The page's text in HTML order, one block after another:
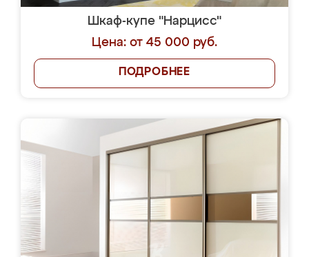
Шкаф-купе "Нарцисс"
Цена: от 45 000 руб.
ПОДРОБНЕЕ